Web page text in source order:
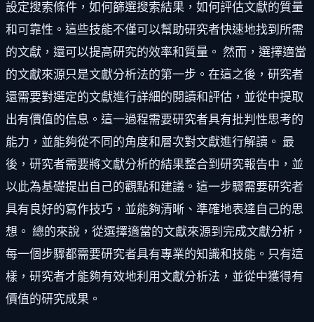
設定搜索條件，如何篩選搜索結果，如何評估文獻的質量
和可靠性。這些技能不僅可以幫助研究者快速地找到所需
的文獻，還可以提高研究的效率和質量。 然而，選擇適當
的文獻來源只是文獻分析法的第一步。在這之後，研究者
還需要對選定的文獻進行詳細的閱讀和評估，並從中提取
出有價值的信息。這一過程需要研究者具有批判性思考的
能力，並能夠從不同的角度和層次對文獻進行解讀。 最
後，研究者需要將文獻分析的結果整合到研究報告中，並
以此為基礎提出自己的觀點和建議。這一步驟需要研究者
具有良好的寫作技巧，並能夠清晰、準確地表達自己的思
想。 總的來說，從選擇適當的文獻來源到完成文獻分析，
每一個步驟都需要研究者具有專業的知識和技能。只有這
樣，研究者才能夠有效地利用文獻分析法，並從中獲得有
價值的研究成果。